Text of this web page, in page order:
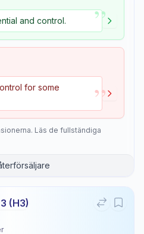
and control. ”
for some
”
Läs de fullständiga
(H3)